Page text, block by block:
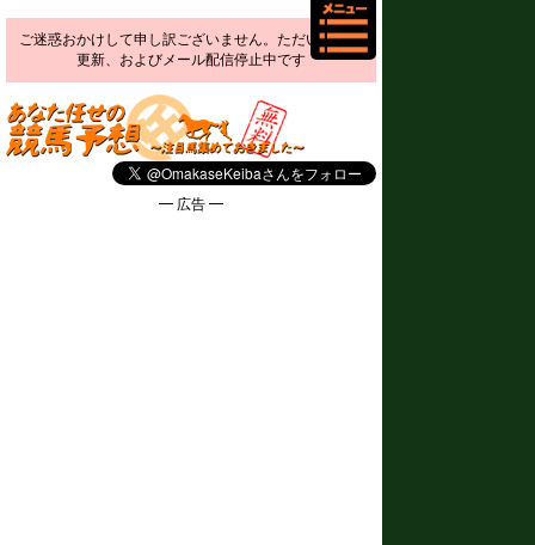
ご迷惑おかけして申し訳ございません。ただいま予想
更新、およびメール配信停止中です
━ 広告 ━